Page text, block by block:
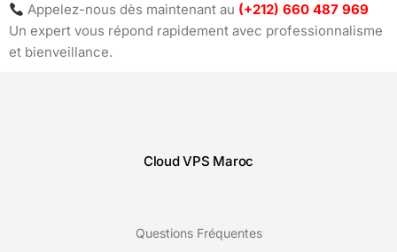
Appelez-nous dès maintenant au (+212) 660 487 969
Un expert vous répond rapidement avec professionnalisme
et bienveillance.
Cloud VPS Maroc
Questions Fréquentes